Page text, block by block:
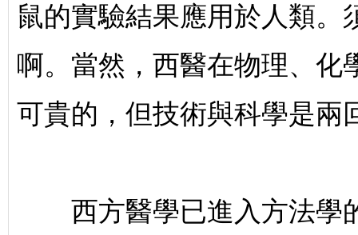
鼠的實驗結果應用於人類。
啊。當然，西醫在物理、化
可貴的，但技術與科學是兩
西方醫學已進入方法學